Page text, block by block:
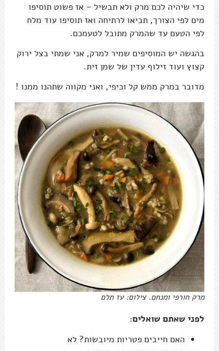
כדי שיהיה לכם מרק ולא תבשיל – אז פשוט תוסיפו
מים לפי הצורך, תביאו לרתיחה ואז תוסיפו עוד מלח
לפי הטעם עד שהמרק מתובל לטעמכם.
בהגשה יש המוסיפים שמיר למרק, אני שמתי בצל ירוק
קצוץ ועוד זילוף עדין של שמן זית.
מדובר במרק ממש קל וכיפי, ואני מקווה שתהנו ממנו !
מרק חורפי ומנחם. צילום: עז תלם
לפני שאתם שואלים:
האם חייבים פטריות מיובשות? לא